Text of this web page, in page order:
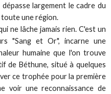
largement le cadre du
une région.
ne lâche jamais rien. C'est un
"Sang et Or", incarne une
humaine que l'on trouve
de Béthune, situé à quelques
ce trophée pour la première
voir une reconnaissance de